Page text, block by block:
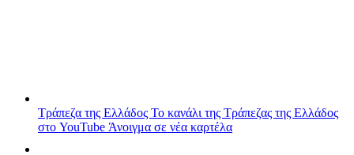
Τράπεζα της Ελλάδος Το κανάλι της Τράπεζας της Ελλάδος
στο YouTube Άνοιγμα σε νέα καρτέλα